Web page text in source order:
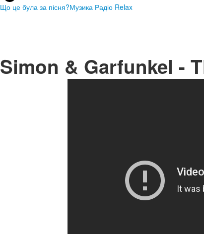
Що це була за пісня?Музика Радіо Relax
Simon & Garfunkel -